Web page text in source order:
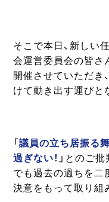
そこで本日、新しい
会運営委員会の皆さ
開催させていただき
けて動き出す運びと
「議員の立ち居振る
過ぎない！ 」とのご
でも過去の過ちを二
決意をもって取り組